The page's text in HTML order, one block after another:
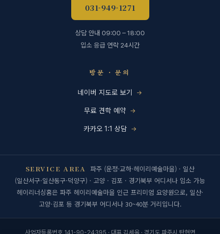
031-949-1271
상담 안내 09:00 – 18:00
입소 응급 연락 24시간
방문 · 문의
네이버 지도로 보기
무료 견학 예약
카카오 1:1 상담
SERVICE AREA 파주 (운정·교하·헤이리예술마을) · 일산
(일산서구·일산동구·덕양구) · 고양 · 김포 · 경기북부 어디서나 입소 가능
헤이리너싱홈은 파주 헤이리예술마을 인근 프리미엄 요양원으로, 일산·
고양·김포 등 경기북부 어디서나 30~40분 거리입니다.
사업자등록번호 141-90-24395 · 대표 김세옥 · 경기도 파주시 탄현면